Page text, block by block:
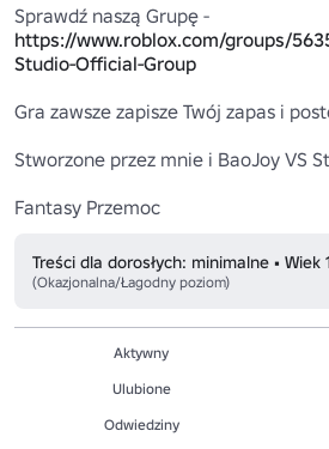
https://www.roblox.com/groups/
Studio-Official-Group
Gra zawsze zapisze Twój zapas i
Stworzone przez mnie i BaoJoy VS
Fantasy Przemoc
Treści dla dorosłych: minimalne • Wiek
(Okazjonalna/Łagodny poziom)
Aktywny
Ulubione
Odwiedziny